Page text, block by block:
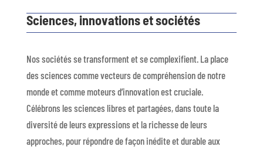
Sciences, innovations et sociétés
Nos sociétés se transforment et se complexifient. La place
des sciences comme vecteurs de compréhension de notre
monde et comme moteurs d’innovation est cruciale.
Célébrons les sciences libres et partagées, dans toute la
diversité de leurs expressions et la richesse de leurs
approches, pour répondre de façon inédite et durable aux